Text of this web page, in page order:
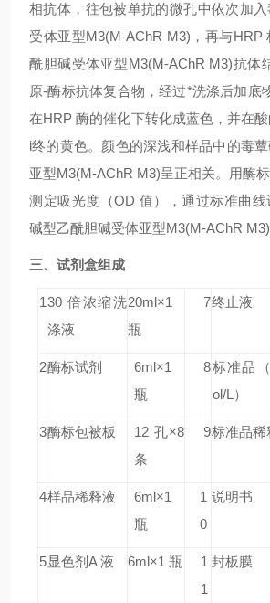
相抗体，往包被单抗的微孔中依次加
受体亚型M3(M-AChR M3)，再与HRP
酰胆碱受体亚型M3(M-AChR M3)抗体
原-酶标抗体复合物，经过*洗涤后加底
在HRP 酶的催化下转化成蓝色，并在
i终的黄色。颜色的深浅和样品中的毒
亚型M3(M-AChR M3)呈正相关。用酶
测定吸光度（OD 值），通过标准曲
碱型乙酰胆碱受体亚型M3(M-AChR M3)
三、试剂盒组成
130 倍浓缩洗
涤液
20ml×1
瓶
7终止液
2酶标试剂
6ml×1
瓶
8标准品
ol/L）
3酶标包被板
12 孔×8
条
9标准品稀
4样品稀释液
6ml×1
瓶
1
0
说明书
5显色剂A 液 6ml×1 瓶
1
1
封板膜